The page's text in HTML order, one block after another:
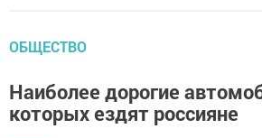
ОБЩЕСТВО
Наиболее дорогие
которых ездят россияне